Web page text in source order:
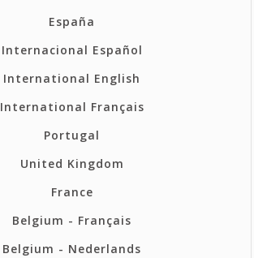
España
Internacional Español
International English
International Français
Portugal
United Kingdom
France
Belgium - Français
Belgium - Nederlands